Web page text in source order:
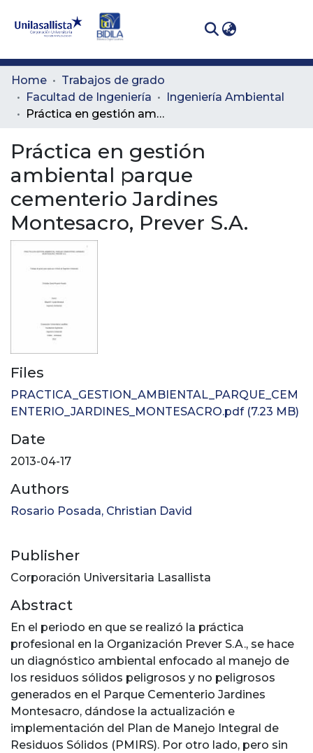
Communities
& Collections
Statistics
Home
Trabajos de grado
Facultad de Ingeniería
Ingeniería Ambiental
Práctica en gestión ambiental parque cementerio Jardines Montesacro, Prever S.A.
Práctica en gestión
ambiental parque
cementerio Jardines
Montesacro, Prever S.A.
Files
PRACTICA_GESTION_AMBIENTAL_PARQUE_CEM
ENTERIO_JARDINES_MONTESACRO.pdf(7.23 MB)
Date
2013-04-17
Authors
Rosario Posada, Christian David
Publisher
Corporación Universitaria Lasallista
Abstract
En el periodo en que se realizó la práctica
profesional en la Organización Prever S.A., se hace
un diagnóstico ambiental enfocado al manejo de
los residuos sólidos peligrosos y no peligrosos
generados en el Parque Cementerio Jardines
Montesacro, dándose la actualización e
implementación del Plan de Manejo Integral de
Residuos Sólidos (PMIRS). Por otro lado, pero sin